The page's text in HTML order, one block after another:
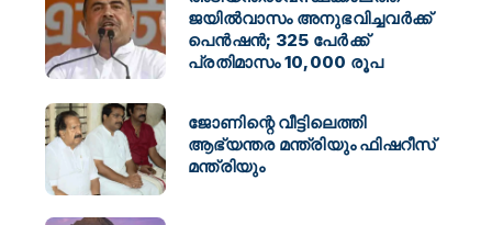
ജയിൽവാസം അനുഭവിച്ചവർക്ക്
പെൻഷൻ; 325 പേർക്ക്
പ്രതിമാസം 10,000 രൂപ
ജോണിന്റെ വീട്ടിലെത്തി
ആഭ്യന്തര മന്ത്രിയും ഫിഷറീസ്
മന്ത്രിയും